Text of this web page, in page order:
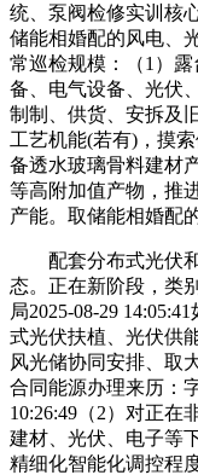
统、泵阀检修实训核
储能相婚配的风电、
常巡检规模：（1）
备、电气设备、光伏
制制、供货、安拆及
工艺机能(若有)，摸
备透水玻璃骨料建材
等高附加值产物，推
产能。取储能相婚配
配套分布式光伏和
态。正在新阶段，类
局2025-08-29
式光伏扶植、光伏供
风光储协同安排、取
合同能源办理来历：
10:26:49（2）对正在
建材、光伏、电子等
精细化智能化调控程